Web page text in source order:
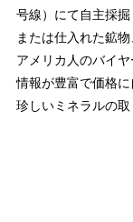
号線）にて自主採掘
または仕入れた鉱
アメリカ人のバイ
情報が豊富で価格に
珍しいミネラルの取